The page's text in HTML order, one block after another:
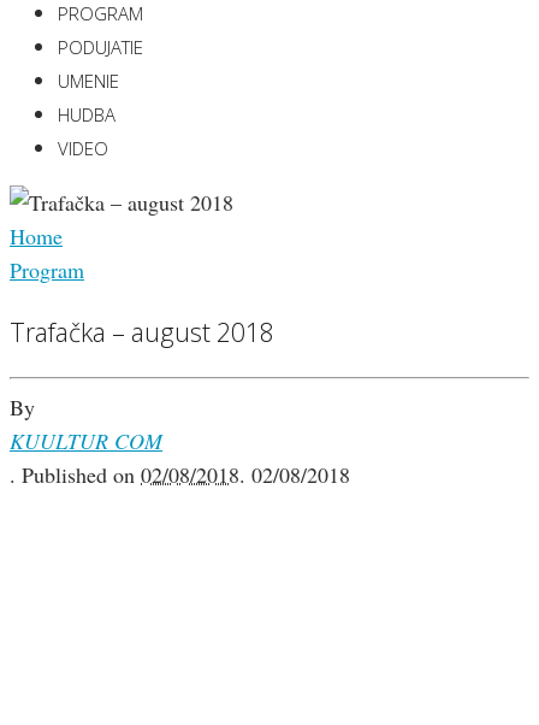
PROGRAM
PODUJATIE
UMENIE
HUDBA
VIDEO
Home
Program
Trafačka – august 2018
By
KUULTUR COM
. Published on 02/08/2018. 02/08/2018